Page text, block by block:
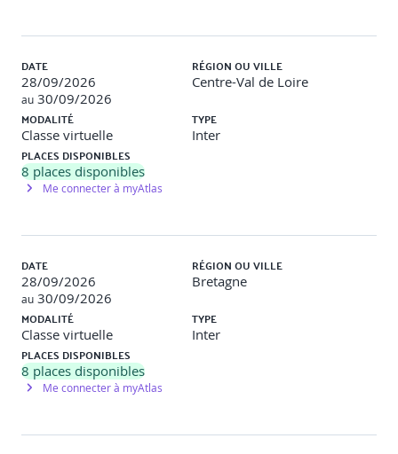
DATE
28/09/2026
au 30/09/2026
RÉGION OU VILLE
Centre-Val de Loire
MODALITÉ
Classe virtuelle
TYPE
Inter
PLACES DISPONIBLES
8 places disponibles
Me connecter à myAtlas
DATE
28/09/2026
au 30/09/2026
RÉGION OU VILLE
Bretagne
MODALITÉ
Classe virtuelle
TYPE
Inter
PLACES DISPONIBLES
8 places disponibles
Me connecter à myAtlas